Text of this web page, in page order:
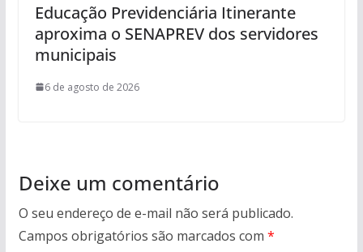
Educação Previdenciária Itinerante
aproxima o SENAPREV dos servidores
municipais
6 de agosto de 2026
Deixe um comentário
O seu endereço de e-mail não será publicado.
Campos obrigatórios são marcados com *